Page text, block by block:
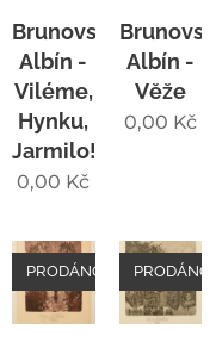
Brunovský
Albín -
Viléme,
Hynku,
Jarmilo!
0,00 Kč
Albín -
Věže
0,00 Kč
PRODÁNO PRODÁNO